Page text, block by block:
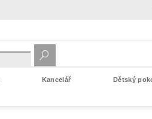
Kancelář Dětský